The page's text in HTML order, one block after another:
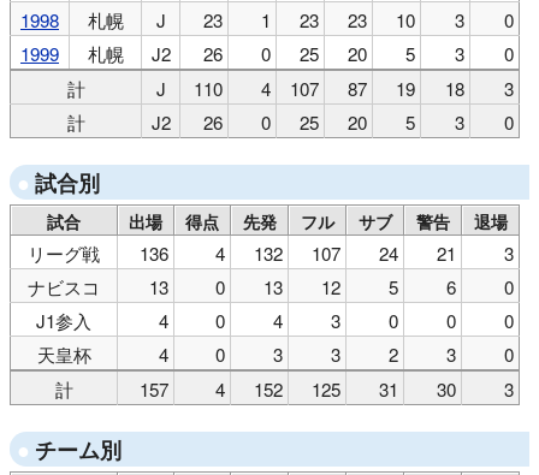
1998
札幌 J 23 1 23 23 10 3
0
1999
札幌 J2 26 0 25 20 5 3
0
計
J 110 4 107 87 19 18
3
計
J2 26 0 25 20 5 3 0
試合別
試合 出場 得点 先発 フル サブ 警告 退場
リーグ戦 136 4 132 107 24 21
3
ナビスコ
13 0 13 12 5 6
0
J1参入
4 0 4 3 0 0
0
天皇杯
4 0 3 3 2 3
0
計
157 4 152 125 31 30 3
チーム別